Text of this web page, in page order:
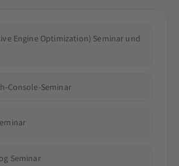
Engine Optimization) Seminar und
Console-Seminar
Seminar